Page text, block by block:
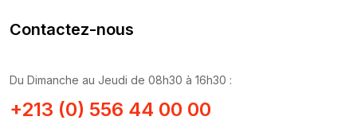
Contactez-nous
Du Dimanche au Jeudi de 08h30 à 16h30 :
+213 (0) 556 44 00 00